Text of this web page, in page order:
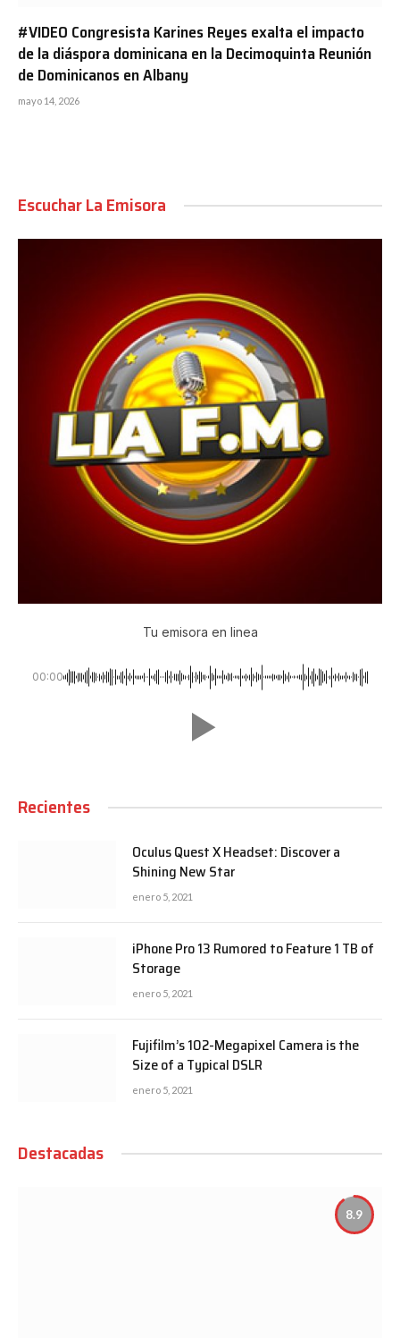
#VIDEO Congresista Karines Reyes exalta el impacto
de la diáspora dominicana en la Decimoquinta Reunión
de Dominicanos en Albany
mayo 14, 2026
Escuchar La Emisora
Tu emisora en linea
00:00
Recientes
Oculus Quest X Headset: Discover a
Shining New Star
enero 5, 2021
iPhone Pro 13 Rumored to Feature 1 TB of
Storage
enero 5, 2021
Fujifilm’s 102-Megapixel Camera is the
Size of a Typical DSLR
enero 5, 2021
Destacadas
8.9